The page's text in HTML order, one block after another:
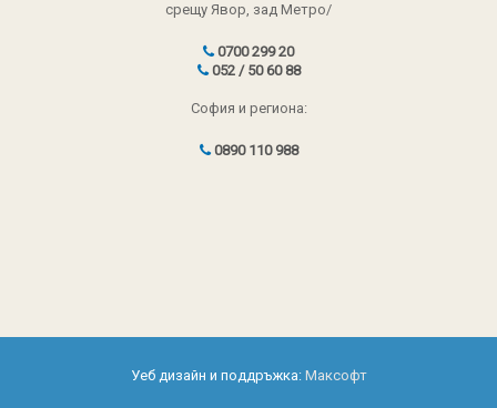
срещу Явор, зад Метро/
0700 299 20
052 / 50 60 88
София и региона:
0890 110 988
Уеб дизайн и поддръжка: Максофт